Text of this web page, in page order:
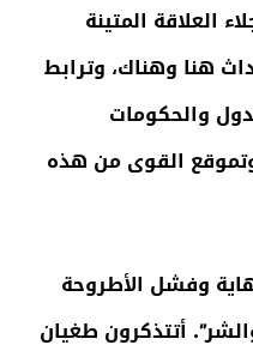
العلاقة المتينة
هنا وهناك، وترابط
والحكومات
وتموقع القوى من هذه
وفشل الأطروحة
أتتذكرون طغيان